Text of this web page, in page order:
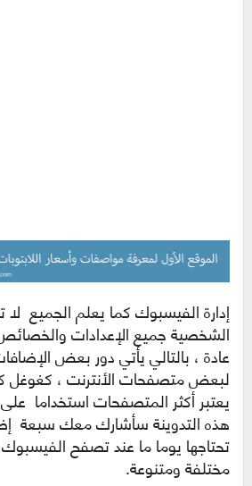
إدارة الفيسبوك كما يعلم الجميع
الشخصية جميع الإعدادات والخصائص
عادة ، بالتالي يأتي دور بعض
لبعض متصفحات الأنترنت ، كغوغل
يعتبر أكثر المتصفحات استخداما
هذه التدوينة سأشارك معك سبعة
تحتاجها يوما ما عند تصفح الفيسبوك
مختلفة ومتنوعة.